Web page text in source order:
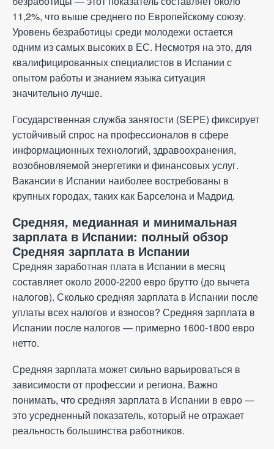
11,2%, что выше среднего по Европейскому союзу.
Уровень безработицы среди молодежи остается
одним из самых высоких в ЕС. Несмотря на это, для
квалифицированных специалистов в Испании с
опытом работы и знанием языка ситуация
значительно лучше.
Государственная служба занятости (SEPE) фиксирует
устойчивый спрос на профессионалов в сфере
информационных технологий, здравоохранения,
возобновляемой энергетики и финансовых услуг.
Вакансии в Испании наиболее востребованы в
крупных городах, таких как Барселона и Мадрид.
Средняя, медианная и минимальная
зарплата в Испании: полный обзор
Средняя зарплата в Испании
Средняя заработная плата в Испании в месяц
составляет около 2000-2200 евро брутто (до вычета
налогов). Сколько средняя зарплата в Испании после
уплаты всех налогов и взносов? Средняя зарплата в
Испании после налогов — примерно 1600-1800 евро
нетто.
Средняя зарплата может сильно варьироваться в
зависимости от профессии и региона. Важно
понимать, что средняя зарплата в Испании в евро —
это усредненный показатель, который не отражает
реальность большинства работников.